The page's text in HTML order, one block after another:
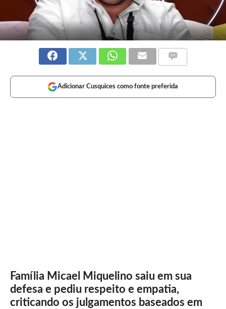
Adicionar Cusquices como fonte preferida
Família Micael Miquelino saiu em sua
defesa e pediu respeito e empatia,
criticando os julgamentos baseados em